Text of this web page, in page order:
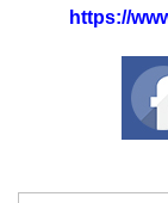
https://